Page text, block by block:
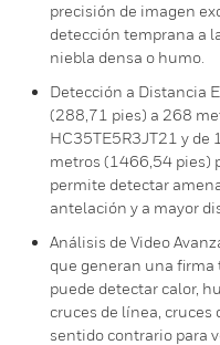
precisión de imagen
detección temprana a
niebla densa o humo.
Detección a Distancia
(288,71 pies) a 268
HC35TE5R3JT21 y de
metros (1466,54 pies)
permite detectar
antelación y a mayor
Análisis de Video
que generan una
puede detectar calor,
cruces de línea, cruces
sentido contrario para